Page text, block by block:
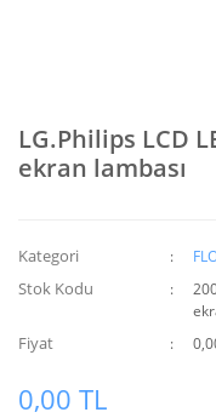
LG.Philips LCD
ekran lambası
Kategori
Stok Kodu
Fiyat
0,00 TL